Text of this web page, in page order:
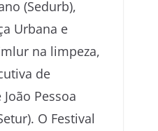
(Sedurb),
Urbana e
na limpeza,
de
Pessoa
O Festival